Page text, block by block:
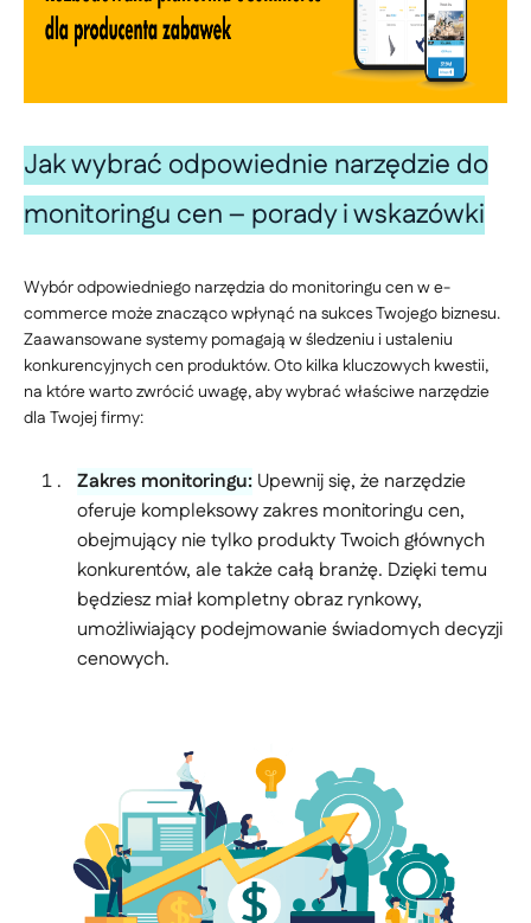
Jak wybrać odpowiednie narzędzie do
monitoringu cen – porady i wskazówki
Wybór odpowiedniego narzędzia do monitoringu cen w e-
commerce może znacząco wpłynąć na sukces Twojego biznesu.
Zaawansowane systemy pomagają w śledzeniu i ustaleniu
konkurencyjnych cen produktów. Oto kilka kluczowych kwestii,
na które warto zwrócić uwagę, aby wybrać właściwe narzędzie
dla Twojej firmy:
Zakres monitoringu: Upewnij się, że narzędzie
oferuje kompleksowy zakres monitoringu cen,
obejmujący nie tylko produkty Twoich głównych
konkurentów, ale także całą branżę. Dzięki temu
będziesz miał kompletny obraz rynkowy,
umożliwiający podejmowanie świadomych decyzji
cenowych.